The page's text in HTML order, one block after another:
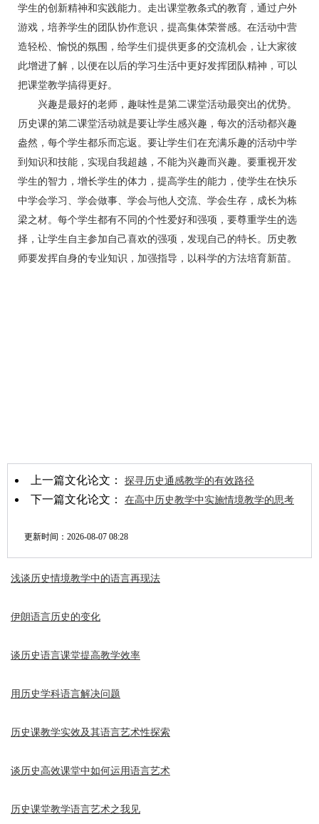
学生的创新精神和实践能力。走出课堂教条式的教育，通过户外
游戏，培养学生的团队协作意识，提高集体荣誉感。在活动中营
造轻松、愉悦的氛围，给学生们提供更多的交流机会，让大家彼
此增进了解，以便在以后的学习生活中更好发挥团队精神，可以
把课堂教学搞得更好。
兴趣是最好的老师，趣味性是第二课堂活动最突出的优势。
历史课的第二课堂活动就是要让学生感兴趣，每次的活动都兴趣
盎然，每个学生都乐而忘返。要让学生们在充满乐趣的活动中学
到知识和技能，实现自我超越，不能为兴趣而兴趣。要重视开发
学生的智力，增长学生的体力，提高学生的能力，使学生在快乐
中学会学习、学会做事、学会与他人交流、学会生存，成长为栋
梁之材。每个学生都有不同的个性爱好和强项，要尊重学生的选
择，让学生自主参加自己喜欢的强项，发现自己的特长。历史教
师要发挥自身的专业知识，加强指导，以科学的方法培育新苗。
上一篇文化论文： 探寻历史通感教学的有效路径
下一篇文化论文： 在高中历史教学中实施情境教学的思考
更新时间： 2026-08-07 08:28
浅谈历史情境教学中的语言再现法
伊朗语言历史的变化
谈历史语言课堂提高教学效率
用历史学科语言解决问题
历史课教学实效及其语言艺术性探索
谈历史高效课堂中如何运用语言艺术
历史课堂教学语言艺术之我见